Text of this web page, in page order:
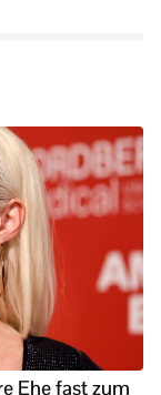
Ehe fast zum